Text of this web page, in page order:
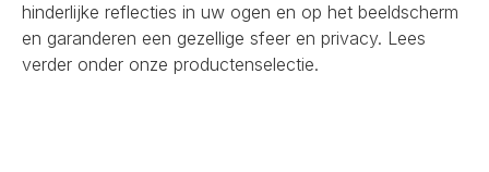
hinderlijke reflecties in uw ogen en op het beeldscherm
en garanderen een gezellige sfeer en privacy. Lees
verder onder onze productenselectie.